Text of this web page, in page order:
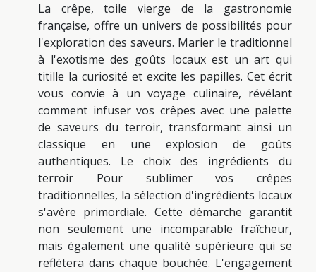
La crêpe, toile vierge de la gastronomie
française, offre un univers de possibilités pour
l'exploration des saveurs. Marier le traditionnel
à l'exotisme des goûts locaux est un art qui
titille la curiosité et excite les papilles. Cet écrit
vous convie à un voyage culinaire, révélant
comment infuser vos crêpes avec une palette
de saveurs du terroir, transformant ainsi un
classique en une explosion de goûts
authentiques. Le choix des ingrédients du
terroir Pour sublimer vos crêpes
traditionnelles, la sélection d'ingrédients locaux
s'avère primordiale. Cette démarche garantit
non seulement une incomparable fraîcheur,
mais également une qualité supérieure qui se
reflétera dans chaque bouchée. L'engagement